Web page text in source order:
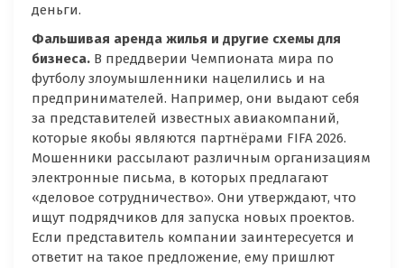
деньги.
Фальшивая аренда жилья и другие схемы для
бизнеса. В преддверии Чемпионата мира по
футболу злоумышленники нацелились и на
предпринимателей. Например, они выдают себя
за представителей известных авиакомпаний,
которые якобы являются партнёрами FIFA 2026.
Мошенники рассылают различным организациям
электронные письма, в которых предлагают
«деловое сотрудничество». Они утверждают, что
ищут подрядчиков для запуска новых проектов.
Если представитель компании заинтересуется и
ответит на такое предложение, ему пришлют